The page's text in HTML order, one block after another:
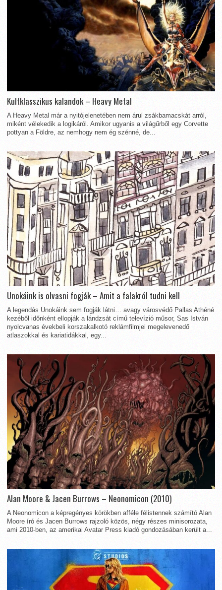
Kultklasszikus kalandok – Heavy Metal
A Heavy Metal már a nyitójelenetében nem árul zsákbamacskát arról,
miként vélekedik a logikáról. Amikor ugyanis a világűrből egy Corvette
pottyan a Földre, az nemhogy nem ég szénné, de...
Unokáink is olvasni fogják – Amit a falakról tudni kell
A legendás Unokáink sem fogják látni… avagy városvédő Pallas Athéné
kezéből időnként ellopják a lándzsát című televízió műsor, Sas István
nyolcvanas évekbeli korszakalkotó reklámfilmjei megelevenedő
atlaszokkal és kariatidákkal, egy...
Alan Moore & Jacen Burrows – Neonomicon (2010)
A Neonomicon a képregényes körökben afféle félistennek számító Alan
Moore író és Jacen Burrows rajzoló közös, négy részes minisorozata,
ami 2010-ben, az amerikai Avatar Press kiadó gondozásában került a...